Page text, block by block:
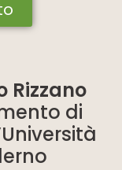
Rizzano
di